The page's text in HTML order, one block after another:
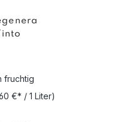
fruchtig
€* / 1 Liter)